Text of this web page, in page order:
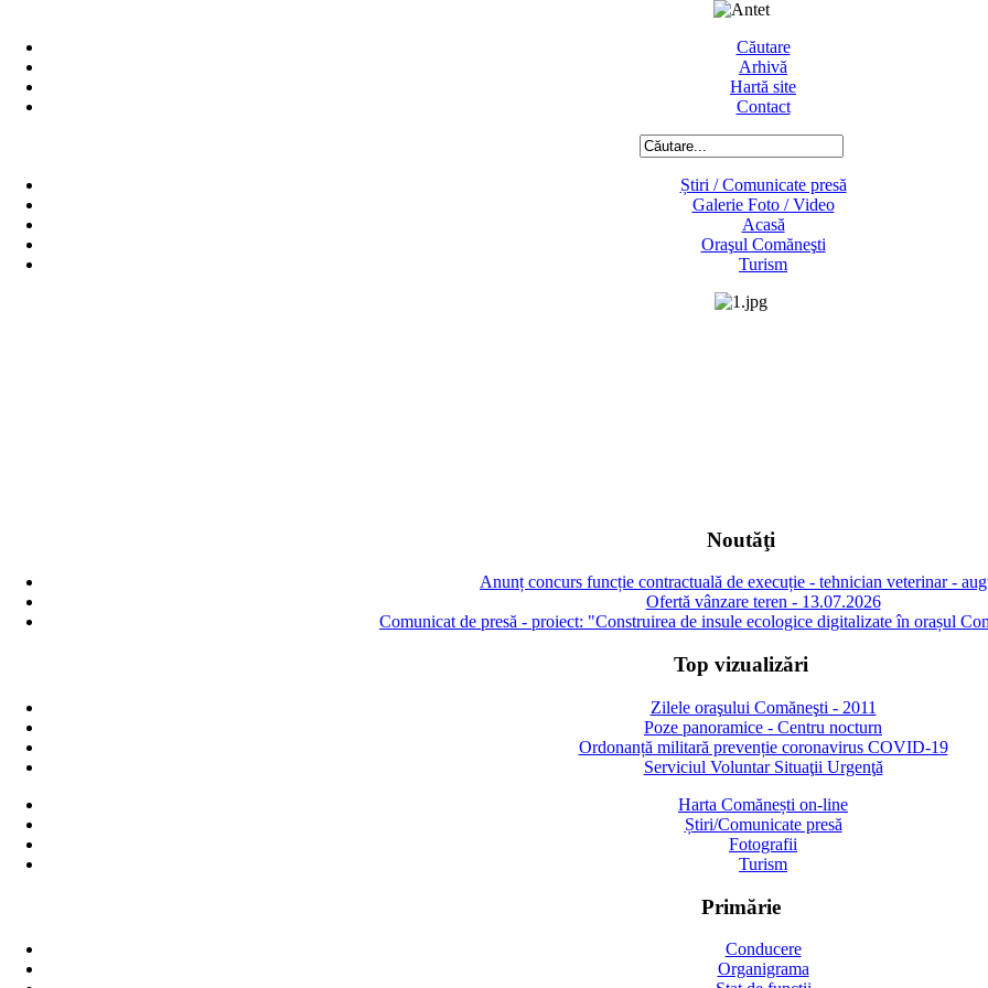
Căutare
Arhivă
Hartă site
Contact
Știri / Comunicate presă
Galerie Foto / Video
Acasă
Oraşul Comăneşti
Turism
Noutăţi
Anunț concurs funcție contractuală de execuție - tehnician veterinar -
Ofertă vânzare teren - 13.07.2026
Comunicat de presă - proiect: "Construirea de insule ecologice digitalizate în orașul
Top vizualizări
Zilele oraşului Comăneşti - 2011
Poze panoramice - Centru nocturn
Ordonanță militară prevenție coronavirus COVID-19
Serviciul Voluntar Situaţii Urgenţă
Harta Comănești on-line
Știri/Comunicate presă
Fotografii
Turism
Primărie
Conducere
Organigrama